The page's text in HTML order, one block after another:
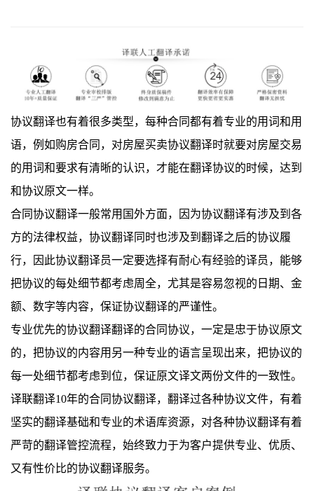
协议翻译也有着很多类型，每种合同都有着专业的用词和用
语，例如购房合同，对房屋买卖协议翻译时就要对房屋交易
的用词和要求有清晰的认识，才能在翻译协议的时候，达到
和协议原文一样。
合同协议翻译一般常用国外方面，因为协议翻译有涉及到各
方的法律权益，协议翻译同时也涉及到翻译之后的协议履
行，因此协议翻译员一定要选择有耐心有经验的译员，能够
把协议的每处细节都考虑周全，尤其是容易忽视的日期、金
额、数字等内容，保证协议翻译的严谨性。
专业优先的协议翻译翻译的合同协议，一定是忠于协议原文
的，把协议的内容用另一种专业的语言呈现出来，把协议的
每一处细节都考虑到位，保证原文译文两份文件的一致性。
译联翻译10年的合同协议翻译，翻译过各种协议文件，有着
坚实的翻译基础和专业的术语库资源，对各种协议翻译有着
严苛的翻译管控流程，始终致力于为客户提供专业、优质、
又有性价比的协议翻译服务。